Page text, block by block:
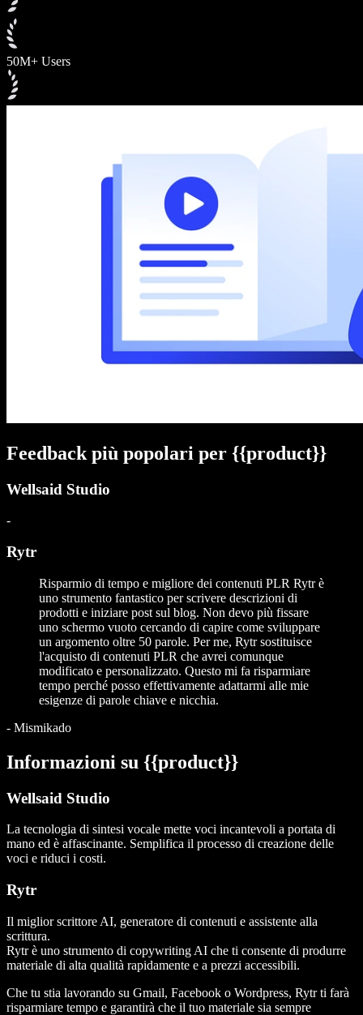
50M+ Users
Feedback più popolari per {{product}}
Wellsaid Studio
-
Rytr
Risparmio di tempo e migliore dei contenuti PLR Rytr è
uno strumento fantastico per scrivere descrizioni di
prodotti e iniziare post sul blog. Non devo più fissare
uno schermo vuoto cercando di capire come sviluppare
un argomento oltre 50 parole. Per me, Rytr sostituisce
l'acquisto di contenuti PLR che avrei comunque
modificato e personalizzato. Questo mi fa risparmiare
tempo perché posso effettivamente adattarmi alle mie
esigenze di parole chiave e nicchia.
- Mismikado
Informazioni su {{product}}
Wellsaid Studio
La tecnologia di sintesi vocale mette voci incantevoli a portata di
mano ed è affascinante. Semplifica il processo di creazione delle
voci e riduci i costi.
Rytr
Il miglior scrittore AI, generatore di contenuti e assistente alla
scrittura.
Rytr è uno strumento di copywriting AI che ti consente di produrre
materiale di alta qualità rapidamente e a prezzi accessibili.
Che tu stia lavorando su Gmail, Facebook o Wordpress, Rytr ti farà
risparmiare tempo e garantirà che il tuo materiale sia sempre